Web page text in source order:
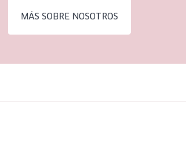
MÁS SOBRE NOSOTROS